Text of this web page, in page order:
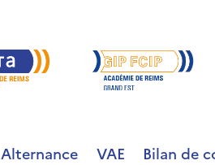
Alternance VAE Bilan de